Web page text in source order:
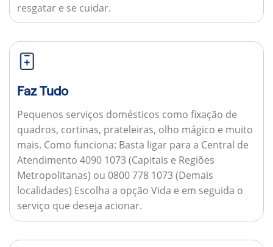
resgatar e se cuidar.
Faz Tudo
Pequenos serviços domésticos como fixação de
quadros, cortinas, prateleiras, olho mágico e muito
mais. Como funciona: Basta ligar para a Central de
Atendimento 4090 1073 (Capitais e Regiões
Metropolitanas) ou 0800 778 1073 (Demais
localidades) Escolha a opção Vida e em seguida o
serviço que deseja acionar.